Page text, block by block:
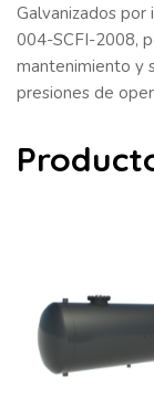
Galvanizados
004-SCFI-2008,
mantenimiento y
presiones de